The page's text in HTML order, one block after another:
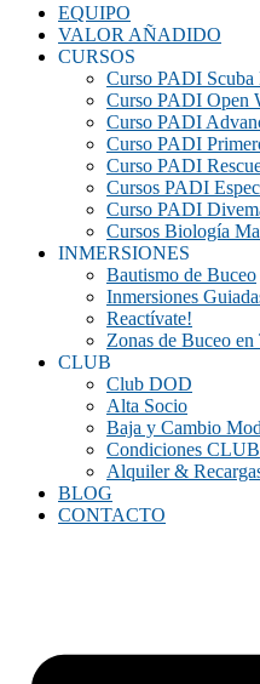
EQUIPO
VALOR AÑADIDO
CURSOS
Curso PADI Scuba
Curso PADI Open
Curso PADI
Curso PADI
Curso PADI
Cursos PADI
Curso PADI
Cursos Biología
INMERSIONES
Bautismo de Buceo
Inmersiones
Reactívate!
Zonas de Buceo en
CLUB
Club DOD
Alta Socio
Baja y Cambio
Condiciones CLUB
Alquiler &
BLOG
CONTACTO